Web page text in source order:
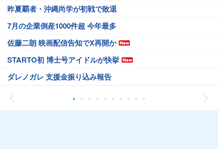
昨夏覇者・沖縄尚学が初戦で敗退
7月の企業倒産1000件超 今年最多
佐藤二朗 映画配信告知でX再開か
STARTO初 博士号アイドルが快挙
ダレノガレ 支援金振り込み報告